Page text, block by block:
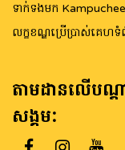
ទាក់ទងមក
លក្ខខណ្ឌប្រើប្រាស់គេហទំ
តាមដានលើបណ្
សង្គម: